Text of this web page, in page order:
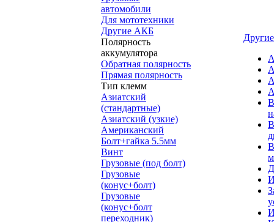
автомобили
Для мототехники
Другие АКБ
Полярность
аккумулятора
Обратная полярность
Прямая полярность
Тип клемм
Азиатский
(стандартные)
Азиатский (узкие)
Американский
Болт+гайка 5.5мм
Винт
Грузовые (под болт)
Грузовые
(конус+болт)
Грузовые
(конус+болт
переходник)